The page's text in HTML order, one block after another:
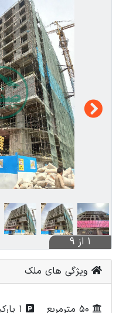
1 از 9
ویژگی های ملک
50 مترمربع 1 پارکینگ